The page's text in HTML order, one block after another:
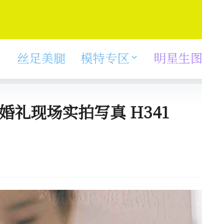
丝足美腿 模特专区 明星生图
礼现场实拍写真 H341